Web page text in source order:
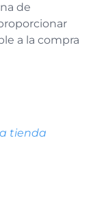
de
a la compra
tienda